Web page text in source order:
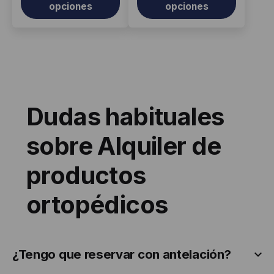
opciones
de
opciones
de
Dudas habituales
sobre Alquiler de
productos
ortopédicos
¿Tengo que reservar con antelación?